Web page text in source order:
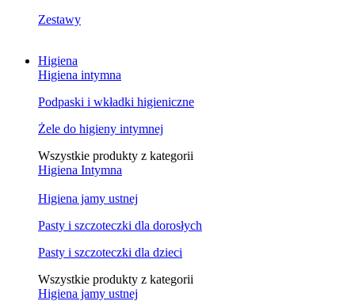
Zestawy
Higiena
Higiena intymna
Podpaski i wkładki higieniczne
Żele do higieny intymnej
Wszystkie produkty z kategorii
Higiena Intymna
Higiena jamy ustnej
Pasty i szczoteczki dla dorosłych
Pasty i szczoteczki dla dzieci
Wszystkie produkty z kategorii
Higiena jamy ustnej